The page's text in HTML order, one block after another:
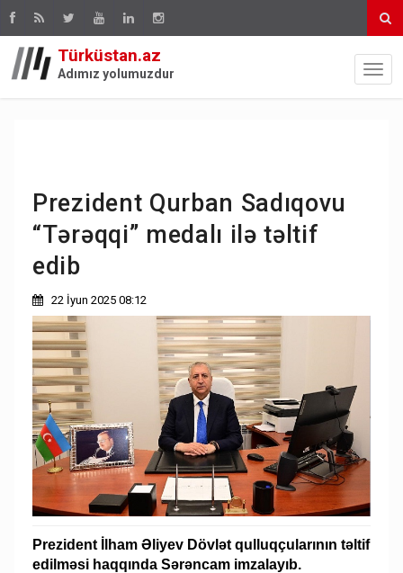
Türküstan.az
Adımız yolumuzdur
Prezident Qurban Sadıqovu
“Tərəqqi” medalı ilə təltif
edib
22 İyun 2025 08:12
Prezident İlham Əliyev Dövlət qulluqçularının təltif
edilməsi haqqında Sərəncam imzalayıb.